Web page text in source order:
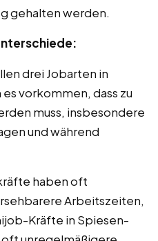
gehalten werden.
drei Jobarten in
vorkommen, dass zu
muss, insbesondere
und während
haben oft
Arbeitszeiten,
Kräfte in Spiesen-